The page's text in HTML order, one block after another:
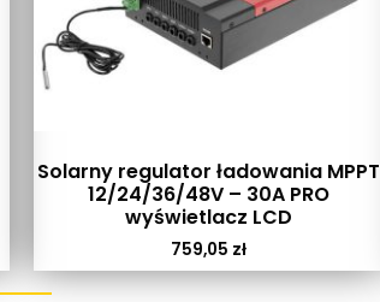
Solarny regulator ładowania MPPT
12/24/36/48V – 30A PRO
wyświetlacz LCD
759,05 zł